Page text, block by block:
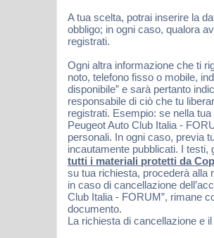
A tua scelta, potrai inserire la
obbligo; in ogni caso, qualora
registrati.
Ogni altra informazione che ti
noto, telefono fisso o mobile,
disponibile” e sarà pertanto
responsabile di ciò che tu
registrati. Esempio: se nella
Peugeot Auto Club Italia -
personali. In ogni caso, previa
incautamente pubblicati. I testi,
tutti i materiali protetti da
su tua richiesta, procederà alla
in caso di cancellazione
Club Italia - FORUM”, rimane
documento.
La richiesta di cancellazione e